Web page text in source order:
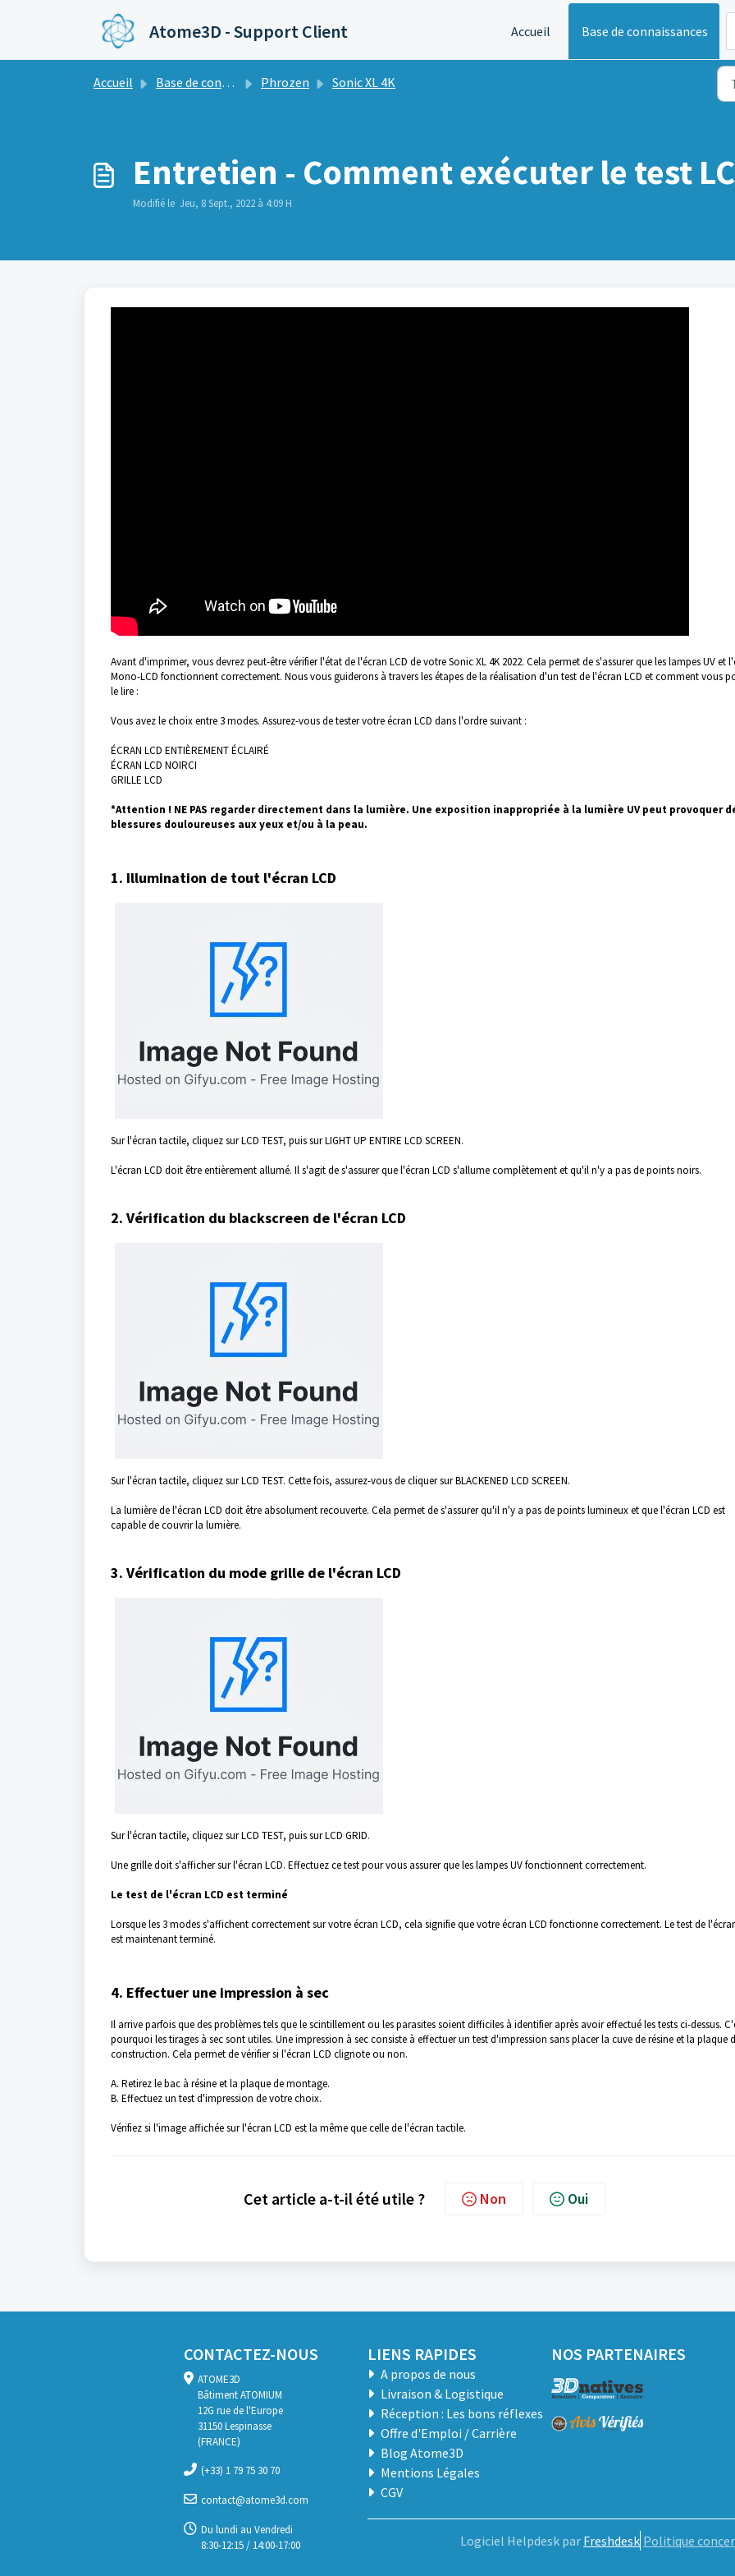
Atome3D - Support Client Accueil Base de connaissances
Accueil Base de connaissances Phrozen Sonic XL 4K
Entretien - Comment exécuter le test
Modifié le Jeu, 8 Sept., 2022 à 4:09 H
Avant d'imprimer, vous devrez peut-être vérifier l'état de l'écran LCD de votre Sonic XL 4K 2022. Cela permet de s'assurer que les lampes UV et
Mono-LCD fonctionnent correctement. Nous vous guiderons à travers les étapes de la réalisation d'un test de l'écran LCD et comment vous
le lire :
Vous avez le choix entre 3 modes. Assurez-vous de tester votre écran LCD dans l'ordre suivant :
ÉCRAN LCD ENTIÈREMENT ÉCLAIRÉ
ÉCRAN LCD NOIRCI
GRILLE LCD
*Attention ! NE PAS regarder directement dans la lumière. Une exposition inappropriée à la lumière UV peut provoquer
blessures douloureuses aux yeux et/ou à la peau.
1. Illumination de tout l'écran LCD
Sur l'écran tactile, cliquez sur LCD TEST, puis sur LIGHT UP ENTIRE LCD SCREEN.
L'écran LCD doit être entièrement allumé. Il s'agit de s'assurer que l'écran LCD s'allume complètement et qu'il n'y a pas de points noirs.
2. Vérification du blackscreen de l'écran LCD
Sur l'écran tactile, cliquez sur LCD TEST. Cette fois, assurez-vous de cliquer sur BLACKENED LCD SCREEN.
La lumière de l'écran LCD doit être absolument recouverte. Cela permet de s'assurer qu'il n'y a pas de points lumineux et que l'écran LCD est
capable de couvrir la lumière.
3. Vérification du mode grille de l'écran LCD
Sur l'écran tactile, cliquez sur LCD TEST, puis sur LCD GRID.
Une grille doit s'afficher sur l'écran LCD. Effectuez ce test pour vous assurer que les lampes UV fonctionnent correctement.
Le test de l'écran LCD est terminé
Lorsque les 3 modes s'affichent correctement sur votre écran LCD, cela signifie que votre écran LCD fonctionne correctement. Le test de
est maintenant terminé.
4. Effectuer une impression à sec
Il arrive parfois que des problèmes tels que le scintillement ou les parasites soient difficiles à identifier après avoir effectué les tests ci-dessus.
pourquoi les tirages à sec sont utiles. Une impression à sec consiste à effectuer un test d'impression sans placer la cuve de résine et la plaque
construction. Cela permet de vérifier si l'écran LCD clignote ou non.
A. Retirez le bac à résine et la plaque de montage.
B. Effectuez un test d'impression de votre choix.
Vérifiez si l'image affichée sur l'écran LCD est la même que celle de l'écran tactile.
Cet article a-t-il été utile ? Non Oui
CONTACTEZ-NOUS
ATOME3D
Bâtiment ATOMIUM
12G rue de l'Europe
31150 Lespinasse
(FRANCE)
(+33) 1 79 75 30 70
contact@atome3d.com
Du lundi au Vendredi
8:30-12:15 / 14:00-17:00
LIENS RAPIDES
A propos de nous
Livraison & Logistique
Réception : Les bons réflexes
Offre d'Emploi / Carrière
Blog Atome3D
Mentions Légales
CGV
NOS PARTENAIRES
Logiciel Helpdesk par Freshdesk Politique